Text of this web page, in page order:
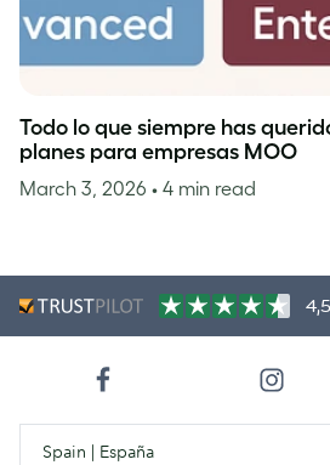
Todo lo que siempre has
planes para empresas MOO
March 3, 2026 • 4 min read
Spain | España